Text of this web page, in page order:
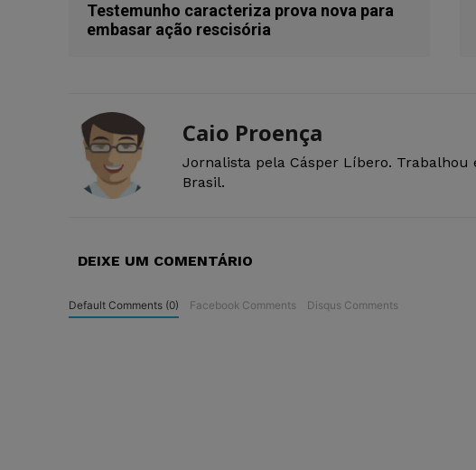
Testemunho caracteriza prova nova para
embasar ação rescisória
Caio Proença
Jornalista pela Cásper Líbero. Trabalhou
Brasil.
DEIXE UM COMENTÁRIO
Default Comments (0) Facebook Comments Disqus Comments